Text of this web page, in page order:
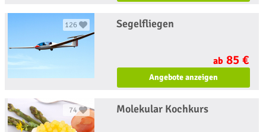
126 Segelfliegen
ab 85 €
Angebote anzeigen
74 Molekular Kochkurs